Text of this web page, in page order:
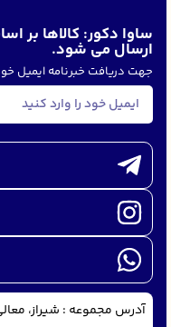
ساوا دکور: کالاها بر
ارسال می شود.
جهت دریافت خبرنامه ایمیل
آدرس مجموعه : شیراز،